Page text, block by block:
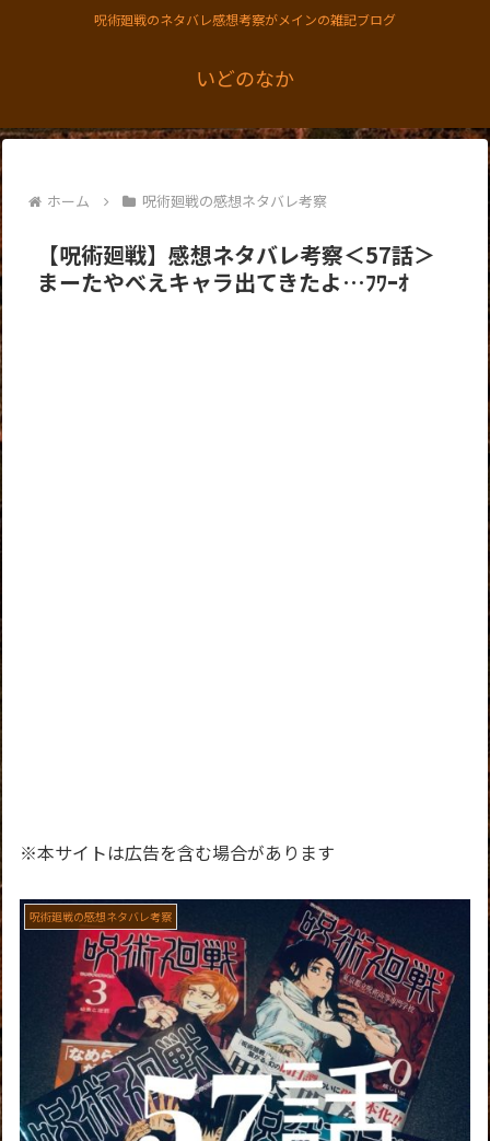
呪術廻戦のネタバレ感想考察がメインの雑記ブログ
いどのなか
ホーム 呪術廻戦の感想ネタバレ考察
【呪術廻戦】感想ネタバレ考察＜57話＞
まーたやべえキャラ出てきたよ…ﾌﾜｰｵ
※本サイトは広告を含む場合があります
呪術廻戦の感想ネタバレ考察